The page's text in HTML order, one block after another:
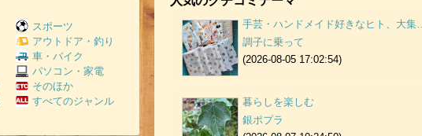
スポーツ
アウトドア・釣り
車・バイク
パソコン・家電
そのほか
すべてのジャンル
手芸・ハンドメイド好きなヒト、大集…
調子に乗って
(2026-08-05 17:02:54)
暮らしを楽しむ
銀ポプラ